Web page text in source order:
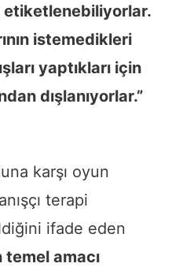
etiketlenebiliyorlar.
istemedikleri
yaptıkları için
dışlanıyorlar.”
karşı oyun
terapi
ifade eden
temel amacı